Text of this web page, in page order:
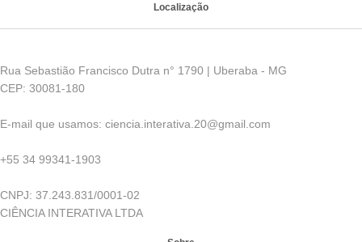
Localização
Rua Sebastião Francisco Dutra n° 1790 | Uberaba - MG
CEP: 30081-180
E-mail que usamos: ciencia.interativa.20@gmail.com
+55 34 99341-1903
CNPJ: 37.243.831/0001-02
CIÊNCIA INTERATIVA LTDA